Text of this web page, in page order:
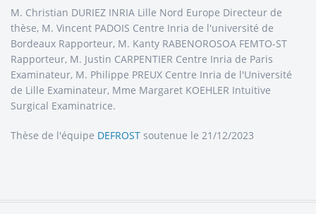
M. Christian DURIEZ INRIA Lille Nord Europe Directeur de
thèse, M. Vincent PADOIS Centre Inria de l'université de
Bordeaux Rapporteur, M. Kanty RABENOROSOA FEMTO-ST
Rapporteur, M. Justin CARPENTIER Centre Inria de Paris
Examinateur, M. Philippe PREUX Centre Inria de l'Université
de Lille Examinateur, Mme Margaret KOEHLER Intuitive
Surgical Examinatrice.
Thèse de l'équipe DEFROST soutenue le 21/12/2023